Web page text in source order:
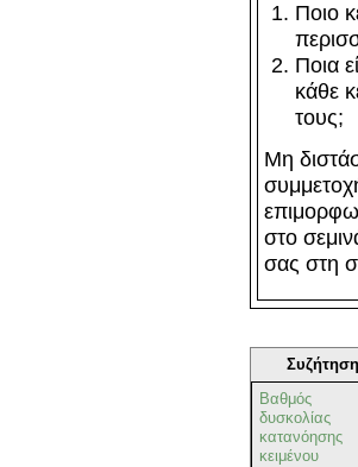
Ποιο
Ποια
κάθε
τους;
Μη
στο
σας στη
Συζήτηση
Βαθμός
δυσκολίας
κατανόησης
κειμένου